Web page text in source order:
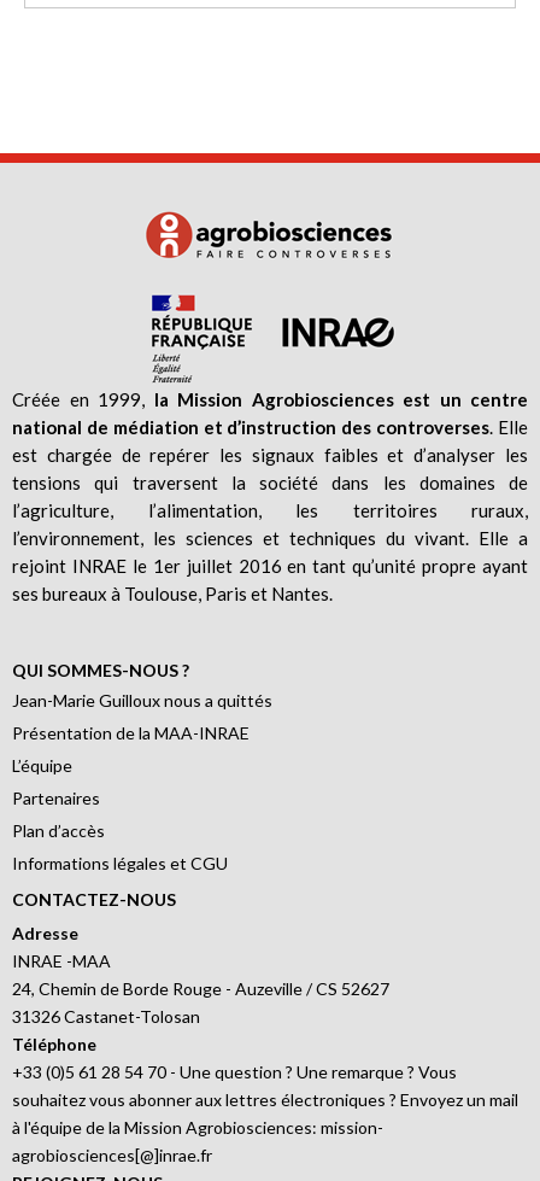
Créée en 1999, la Mission Agrobiosciences est un centre
national de médiation et d’instruction des controverses. Elle
est chargée de repérer les signaux faibles et d’analyser les
tensions qui traversent la société dans les domaines de
l’agriculture, l’alimentation, les territoires ruraux,
l’environnement, les sciences et techniques du vivant. Elle a
rejoint INRAE le 1er juillet 2016 en tant qu’unité propre ayant
ses bureaux à Toulouse, Paris et Nantes.
QUI SOMMES-NOUS ?
Jean-Marie Guilloux nous a quittés
Présentation de la MAA-INRAE
L’équipe
Partenaires
Plan d’accès
Informations légales et CGU
CONTACTEZ-NOUS
Adresse
INRAE -MAA
24, Chemin de Borde Rouge - Auzeville / CS 52627
31326 Castanet-Tolosan
Téléphone
+33 (0)5 61 28 54 70 - Une question ? Une remarque ? Vous
souhaitez vous abonner aux lettres électroniques ? Envoyez un mail
à l'équipe de la Mission Agrobiosciences: mission-
agrobiosciences[@]inrae.fr